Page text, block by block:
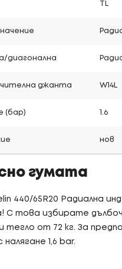
диагонална
джанта W14L
(бар) 1.6
нов
гумата
440/65R20 Радиална
С това избирате
тегло от 72 кг. За
налягане 1,6 bar.